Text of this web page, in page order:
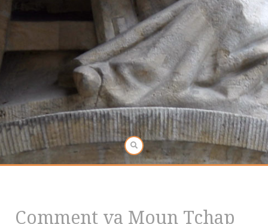
Comment va Moun Tchap